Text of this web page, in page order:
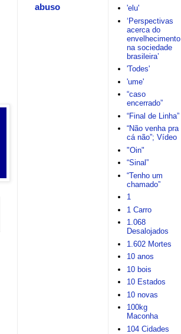
abuso
'elu'
‘Perspectivas
acerca do
envelhecimento
na sociedade
brasileira’
'Todes'
'ume'
“caso
encerrado”
“Final de Linha”
“Não venha pra
cá não”; Vídeo
"Oin"
“Sinal”
“Tenho um
chamado”
1
1 Carro
1.068
Desalojados
1.602 Mortes
10 anos
10 bois
10 Estados
10 novas
100kg
Maconha
104 Cidades